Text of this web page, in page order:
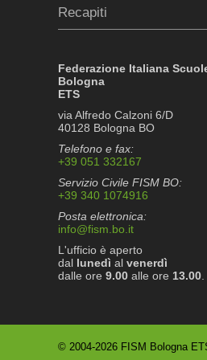
Recapiti
Federazione Italiana
Bologna
ETS
via Alfredo Calzoni 6/D
40128 Bologna BO
Telefono e fax:
+39 051 332167
Servizio Civile FISM BO:
+39 340 1074916
Posta elettronica:
info@fism.bo.it
L'ufficio è aperto
dal lunedì al venerdì
dalle ore 9.00 alle ore 13.00
© 2004-2026 FISM Bologna